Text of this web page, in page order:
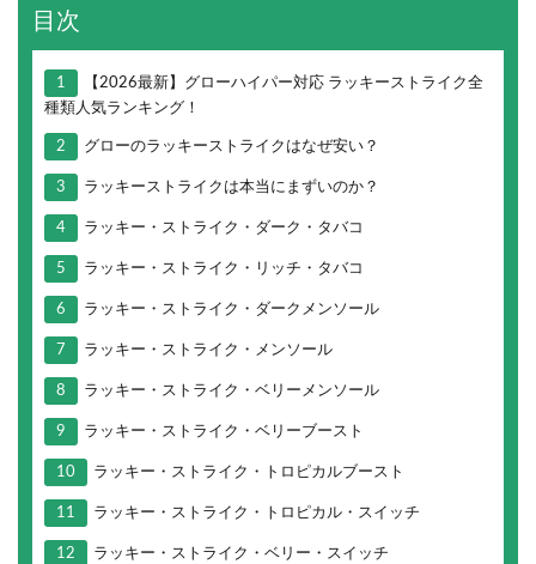
目次
1
【2026最新】グローハイパー対応 ラッキーストライク全
種類人気ランキング！
2 グローのラッキーストライクはなぜ安い？
3 ラッキーストライクは本当にまずいのか？
4 ラッキー・ストライク・ダーク・タバコ
5 ラッキー・ストライク・リッチ・タバコ
6 ラッキー・ストライク・ダークメンソール
7 ラッキー・ストライク・メンソール
8 ラッキー・ストライク・ベリーメンソール
9 ラッキー・ストライク・ベリーブースト
10 ラッキー・ストライク・トロピカルブースト
11 ラッキー・ストライク・トロピカル・スイッチ
12 ラッキー・ストライク・ベリー・スイッチ